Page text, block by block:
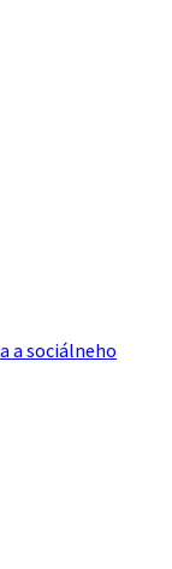
a sociálneho